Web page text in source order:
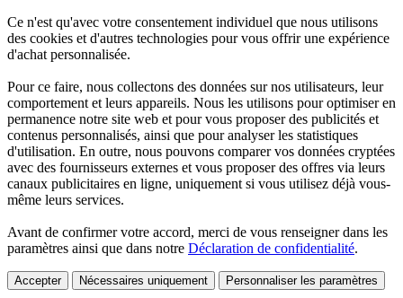
Ce n'est qu'avec votre consentement individuel que nous utilisons
des cookies et d'autres technologies pour vous offrir une expérience
d'achat personnalisée.
Pour ce faire, nous collectons des données sur nos utilisateurs, leur
comportement et leurs appareils. Nous les utilisons pour optimiser en
permanence notre site web et pour vous proposer des publicités et
contenus personnalisés, ainsi que pour analyser les statistiques
d'utilisation. En outre, nous pouvons comparer vos données cryptées
avec des fournisseurs externes et vous proposer des offres via leurs
canaux publicitaires en ligne, uniquement si vous utilisez déjà vous-
même leurs services.
Avant de confirmer votre accord, merci de vous renseigner dans les
paramètres ainsi que dans notre Déclaration de confidentialité.
Accepter Nécessaires uniquement Personnaliser les paramètres